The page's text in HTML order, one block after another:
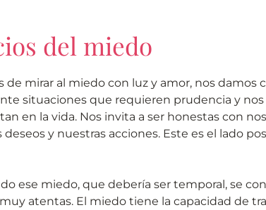
del miedo
de mirar al miedo con luz y amor, nos
situaciones que requieren prudencia y
en la vida. Nos invita a ser honestas con
y nuestras acciones. Este es el lado
ese miedo, que debería ser temporal, se
atentas. El miedo tiene la capacidad de